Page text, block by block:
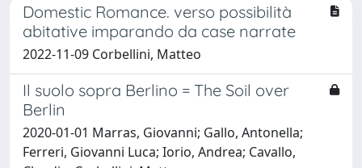
Domestic Romance. verso possibilità
abitative imparando da case narrate
2022-11-09 Corbellini, Matteo
Il suolo sopra Berlino = The Soil over
Berlin
2020-01-01 Marras, Giovanni; Gallo, Antonella;
Ferreri, Giovanni Luca; Iorio, Andrea; Cavallo,